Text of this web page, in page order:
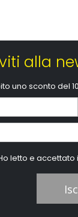
alla
uno sconto del
letto e